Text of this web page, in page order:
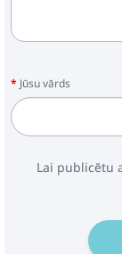
Jūsu vārds
Lai publicētu